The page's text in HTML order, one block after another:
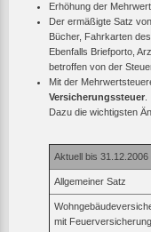
Erhöhung der
Der ermäßigte Satz von
Bücher, Fahrkarten
Ebenfalls Briefporto,
betroffen von der
Mit der
Versicherungssteuer
Dazu die wichtigsten
Aktuell bis 31.12.2006
Allgemeiner Satz
mit Feuerversicherung